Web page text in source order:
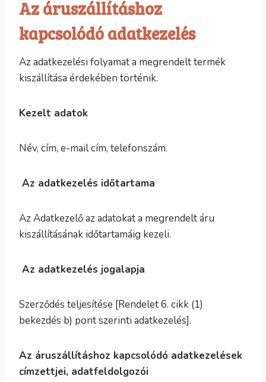
Az áruszállításhoz
kapcsolódó adatkezelés
Az adatkezelési folyamat a megrendelt termék
kiszállítása érdekében történik.
Kezelt adatok
Név, cím, e-mail cím, telefonszám.
Az adatkezelés időtartama
Az Adatkezelő az adatokat a megrendelt áru
kiszállításának időtartamáig kezeli.
Az adatkezelés jogalapja
Szerződés teljesítése [Rendelet 6. cikk (1)
bekezdés b) pont szerinti adatkezelés].
Az áruszállításhoz kapcsolódó adatkezelések
címzettjei, adatfeldolgozói